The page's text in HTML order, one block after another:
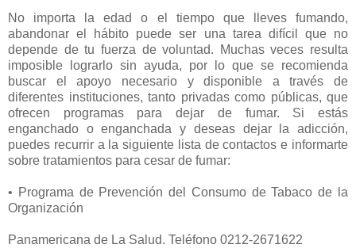
No importa la edad o el tiempo que lleves fumando,
abandonar el hábito puede ser una tarea difícil que no
depende de tu fuerza de voluntad. Muchas veces resulta
imposible lograrlo sin ayuda, por lo que se recomienda
buscar el apoyo necesario y disponible a través de
diferentes instituciones, tanto privadas como públicas, que
ofrecen programas para dejar de fumar. Si estás
enganchado o enganchada y deseas dejar la adicción,
puedes recurrir a la siguiente lista de contactos e informarte
sobre tratamientos para cesar de fumar:
• Programa de Prevención del Consumo de Tabaco de la
Organización
Panamericana de La Salud. Teléfono 0212-2671622